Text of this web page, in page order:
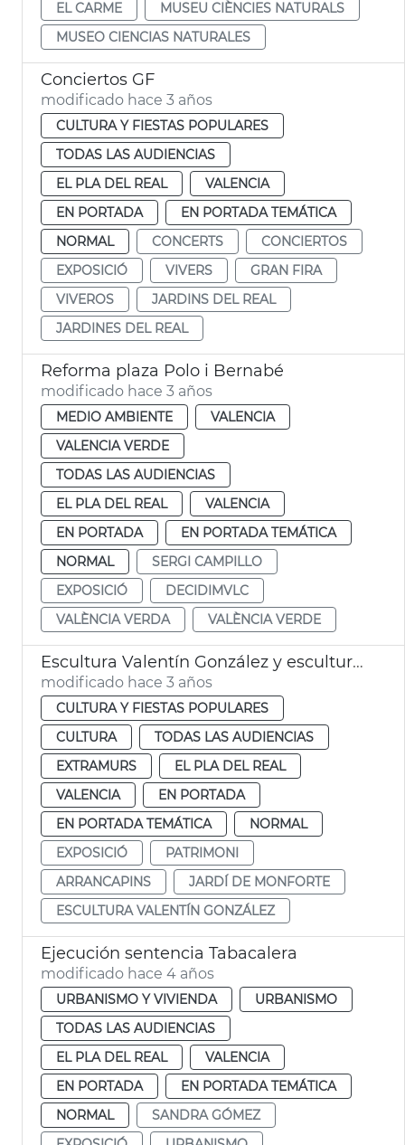
EL CARME
MUSEU CIÈNCIES NATURALS
MUSEO CIENCIAS NATURALES
Conciertos GF
modificado hace 3 años
CULTURA Y FIESTAS POPULARES
TODAS LAS AUDIENCIAS
EL PLA DEL REAL
VALENCIA
EN PORTADA
EN PORTADA TEMÁTICA
NORMAL
CONCERTS
CONCIERTOS
EXPOSICIÓ
VIVERS
GRAN FIRA
VIVEROS
JARDINS DEL REAL
JARDINES DEL REAL
Reforma plaza Polo i Bernabé
modificado hace 3 años
MEDIO AMBIENTE
VALENCIA
VALENCIA VERDE
TODAS LAS AUDIENCIAS
EL PLA DEL REAL
VALENCIA
EN PORTADA
EN PORTADA TEMÁTICA
NORMAL
SERGI CAMPILLO
EXPOSICIÓ
DECIDIMVLC
VALÈNCIA VERDA
VALÈNCIA VERDE
Escultura Valentín González y esculturas Jardín de Monforte
modificado hace 3 años
CULTURA Y FIESTAS POPULARES
CULTURA
TODAS LAS AUDIENCIAS
EXTRAMURS
EL PLA DEL REAL
VALENCIA
EN PORTADA
EN PORTADA TEMÁTICA
NORMAL
EXPOSICIÓ
PATRIMONI
ARRANCAPINS
JARDÍ DE MONFORTE
ESCULTURA VALENTÍN GONZÁLEZ
Ejecución sentencia Tabacalera
modificado hace 4 años
URBANISMO Y VIVIENDA
URBANISMO
TODAS LAS AUDIENCIAS
EL PLA DEL REAL
VALENCIA
EN PORTADA
EN PORTADA TEMÁTICA
NORMAL
SANDRA GÓMEZ